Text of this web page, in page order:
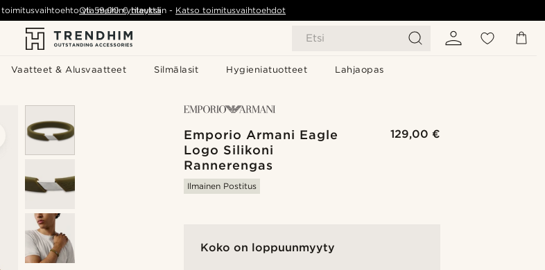
Etsi
Vaatteet & Alusvaatteet Silmälasit Hygieniatuotteet Lahjaopas
toimitusvaihtoehto yli 59,00 €tilauksiin - Katso toimitusvaihtoehdot
Ota meihin yhteyttä
Emporio Armani Eagle
Logo Silikoni
Rannerengas
129,00 €
Ilmainen Postitus
Koko on loppuunmyyty